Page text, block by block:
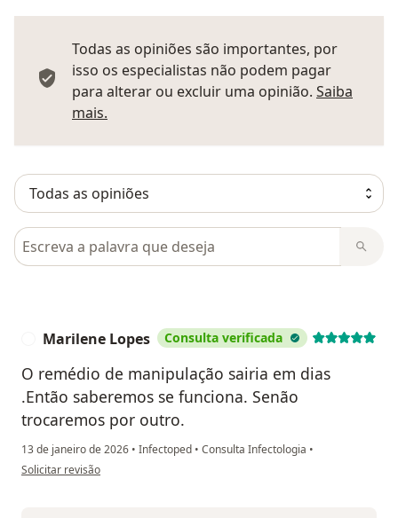
Todas as opiniões são importantes, por
isso os especialistas não podem pagar
para alterar ou excluir uma opinião. Saiba
mais.
Pesquisar em opiniões
Marilene Lopes Consulta verificada
O remédio de manipulação sairia em dias
.Então saberemos se funciona. Senão
trocaremos por outro.
13 de janeiro de 2026 • Infectoped • Consulta Infectologia •
na opinião do utilizador Marilene Lopes
Solicitar revisão